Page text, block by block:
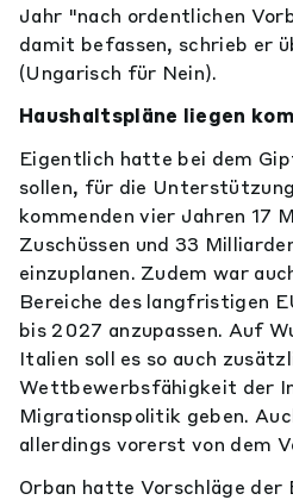
Jahr "nach ordentlichen
damit befassen, schrieb er
(Ungarisch für Nein).
Haushaltspläne liegen
Eigentlich hatte bei dem
sollen, für die
kommenden vier Jahren 17
Zuschüssen und 33
einzuplanen. Zudem war
Bereiche des langfristigen
bis 2027 anzupassen. Auf
Italien soll es so auch
Wettbewerbsfähigkeit der
Migrationspolitik geben.
allerdings vorerst von dem
Orban hatte Vorschläge der